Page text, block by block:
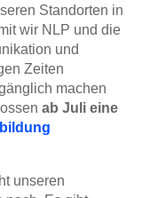
Standorten in
wir NLP und die
und
Zeiten
machen
ab Juli eine
unseren